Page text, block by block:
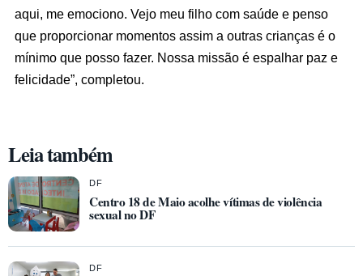
aqui, me emociono. Vejo meu filho com saúde e penso
que proporcionar momentos assim a outras crianças é o
mínimo que posso fazer. Nossa missão é espalhar paz e
felicidade”, completou.
Leia também
DF
Centro 18 de Maio acolhe vítimas de violência
sexual no DF
DF